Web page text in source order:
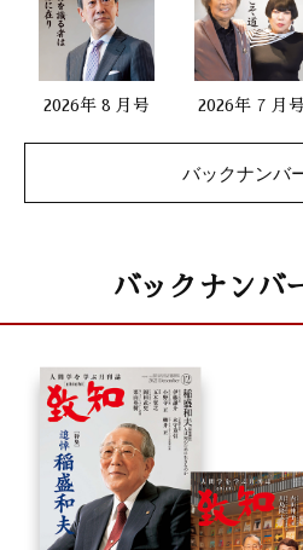
2026年 8 月号 2026年 7 月号
バックナンバ
バックナンバ